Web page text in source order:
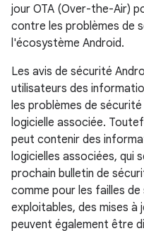
jour OTA (Over-the-Air)
contre les problèmes de
l'écosystème Android.
Les avis de sécurité
utilisateurs des
les problèmes de sécurité
logicielle associée.
peut contenir des
logicielles associées, qui
prochain bulletin de
comme pour les failles
exploitables, des mises à
peuvent également être